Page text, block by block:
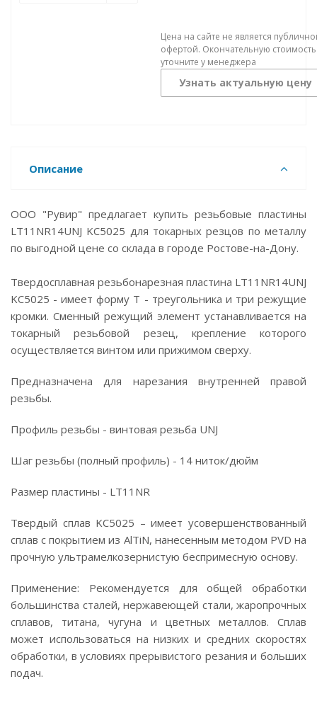
Цена на сайте не является
офертой. Окончательную стоимость
уточните у менеджера
Узнать актуальную цену
Описание
ООО "Рувир" предлагает купить резьбовые пластины
LT11NR14UNJ KC5025 для токарных резцов по металлу
по выгодной цене со склада в городе Ростове-на-Дону.
Твердосплавная резьбонарезная пластина LT11NR14UNJ
KC5025 - имеет форму T - треугольника и три режущие
кромки. Сменный режущий элемент устанавливается на
токарный резьбовой резец, крепление которого
осуществляется винтом или прижимом сверху.
Предназначена для нарезания внутренней правой
резьбы.
Профиль резьбы - винтовая резьба UNJ
Шаг резьбы (полный профиль) - 14 ниток/дюйм
Размер пластины - LT11NR
Твердый сплав KC5025 – имеет усовершенствованный
сплав с покрытием из AlTiN, нанесенным методом PVD на
прочную ультрамелкозернистую беспримесную основу.
Применение: Рекомендуется для общей обработки
большинства сталей, нержавеющей стали, жаропрочных
сплавов, титана, чугуна и цветных металлов. Сплав
может использоваться на низких и средних скоростях
обработки, в условиях прерывистого резания и больших
подач.